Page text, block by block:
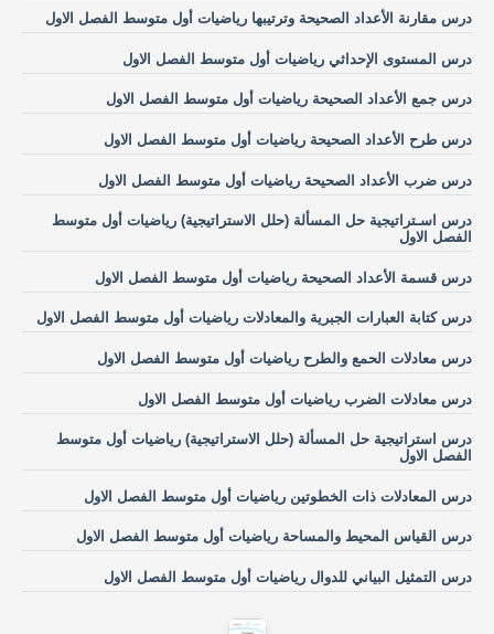
درس مقارنة الأعداد الصحيحة وترتيبها رياضيات أول متوسط الفصل الاول
درس المستوى الإحداثي رياضيات أول متوسط الفصل الاول
درس جمع الأعداد الصحيحة رياضيات أول متوسط الفصل الاول
درس طرح الأعداد الصحيحة رياضيات أول متوسط الفصل الاول
درس ضرب الأعداد الصحيحة رياضيات أول متوسط الفصل الاول
درس اسـتراتيجية حل المسألة (حلل الاستراتيجية) رياضيات أول متوسط
الفصل الاول
درس قسمة الأعداد الصحيحة رياضيات أول متوسط الفصل الاول
درس كتابة العبارات الجبرية والمعادلات رياضيات أول متوسط الفصل الاول
درس معادلات الحمع والطرح رياضيات أول متوسط الفصل الاول
درس معادلات الضرب رياضيات أول متوسط الفصل الاول
درس استراتيجية حل المسألة (حلل الاستراتيجية) رياضيات أول متوسط
الفصل الاول
درس المعادلات ذات الخطوتين رياضيات أول متوسط الفصل الاول
درس القياس المحيط والمساحة رياضيات أول متوسط الفصل الاول
درس التمثيل البياني للدوال رياضيات أول متوسط الفصل الاول